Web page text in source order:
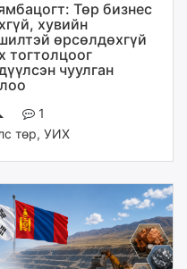
Төр бизнес
хувийн
өрсөлдөхгүй
тогтолцоог
чуулган
1
төр, УИХ